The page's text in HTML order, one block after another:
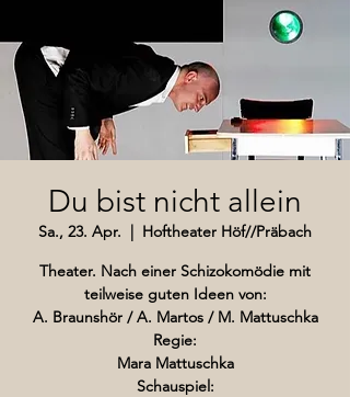
Du bist nicht allein
Sa., 23. Apr.
  |
Hoftheater Höf//Präbach
Theater. Nach einer Schizokomödie mit
teilweise guten Ideen von:
A. Braunshör / A. Martos / M. Mattuschka
Regie:
Mara Mattuschka
Schauspiel: